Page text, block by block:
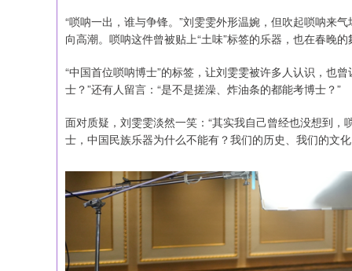
“唢呐一出，谁与争锋。”刘雯雯外形温婉，但吹起唢呐来
向高潮。唢呐这件曾被贴上“土味”标签的乐器，也在春晚
“中国首位唢呐博士”的标签，让刘雯雯被许多人认识，也
士？”还有人留言：“是不是搓澡、炸油条的都能考博士？”
面对质疑，刘雯雯淡然一笑：“其实我自己曾经也没想到
士，中国民族乐器为什么不能有？我们的历史、我们的文
1.02% 14311.01 200.89